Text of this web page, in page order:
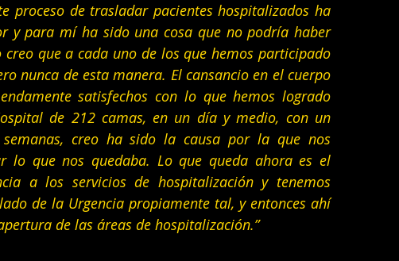
proceso de trasladar pacientes hospitalizados ha
y para mí ha sido una cosa que no podría haber
que a cada uno de los que hemos participado
nunca de esta manera. El cansancio en el cuerpo
satisfechos con lo que hemos logrado
de 212 camas, en un día y medio, con un
creo ha sido la causa por la que nos
lo que nos quedaba. Lo que queda ahora es el
a los servicios de hospitalización y tenemos
de la Urgencia propiamente tal, y entonces ahí
de las áreas de hospitalización.”